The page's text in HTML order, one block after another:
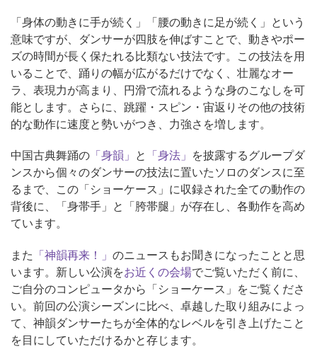
「身体の動きに手が続く」「腰の動きに足が続く」という
意味ですが、ダンサーが四肢を伸ばすことで、動きやポー
ズの時間が長く保たれる比類ない技法です。この技法を用
いることで、踊りの幅が広がるだけでなく、壮麗なオー
ラ、表現力が高まり、円滑で流れるような身のこなしを可
能とします。さらに、跳躍・スピン・宙返りその他の技術
的な動作に速度と勢いがつき、力強さを増します。
中国古典舞踊の 「身韻」 と 「身法」 を披露するグループダ
ンスから個々のダンサーの技法に置いたソロのダンスに至
るまで、この「ショーケース」に収録された全ての動作の
背後に、「身帯手」と「胯帯腿」が存在し、各動作を高め
ています。
また 「神韻再来！」 のニュースもお聞きになったことと思
います。新しい公演をお近くの会場でご覧いただく前に、
ご自分のコンピュータから「ショーケース」をご覧くださ
い。前回の公演シーズンに比べ、卓越した取り組みによっ
て、神韻ダンサーたちが全体的なレベルを引き上げたこと
を目にしていただけるかと存じます。